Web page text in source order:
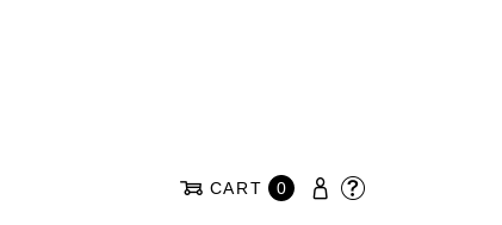
CART 0